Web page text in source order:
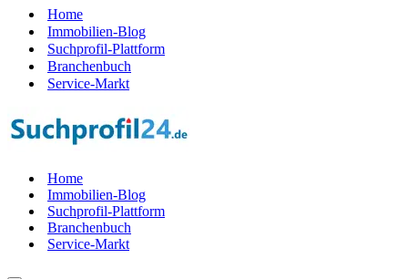
Home
Immobilien-Blog
Suchprofil-Plattform
Branchenbuch
Service-Markt
Home
Immobilien-Blog
Suchprofil-Plattform
Branchenbuch
Service-Markt